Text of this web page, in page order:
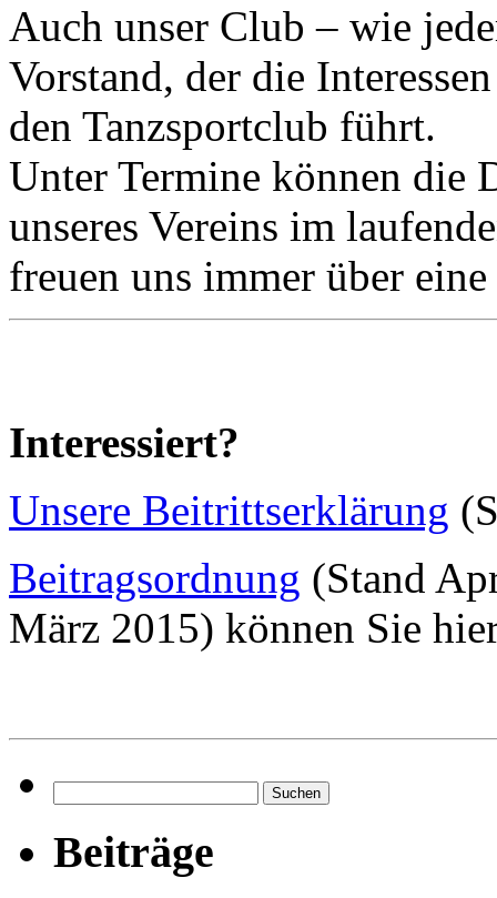
Auch unser Club – wie
Vorstand, der die
den Tanzsportclub führt.
Unter Termine können die
unseres Vereins im
freuen uns immer über
Interessiert?
Unsere Beitrittserklärung
Beitragsordnung (Stand
März 2015) können Sie
nach:
Beiträge